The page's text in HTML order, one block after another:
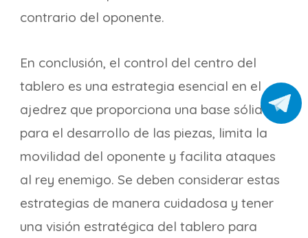
contrario del oponente.
En conclusión, el control del centro del
tablero es una estrategia esencial en el
ajedrez que proporciona una base sólida
para el desarrollo de las piezas, limita la
movilidad del oponente y facilita ataques
al rey enemigo. Se deben considerar estas
estrategias de manera cuidadosa y tener
una visión estratégica del tablero para